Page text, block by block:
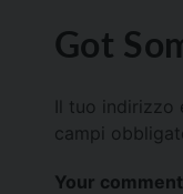
Got
Il tuo
campi
Your comment